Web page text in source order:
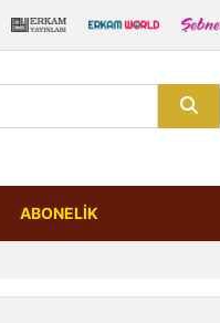
ABONELİK